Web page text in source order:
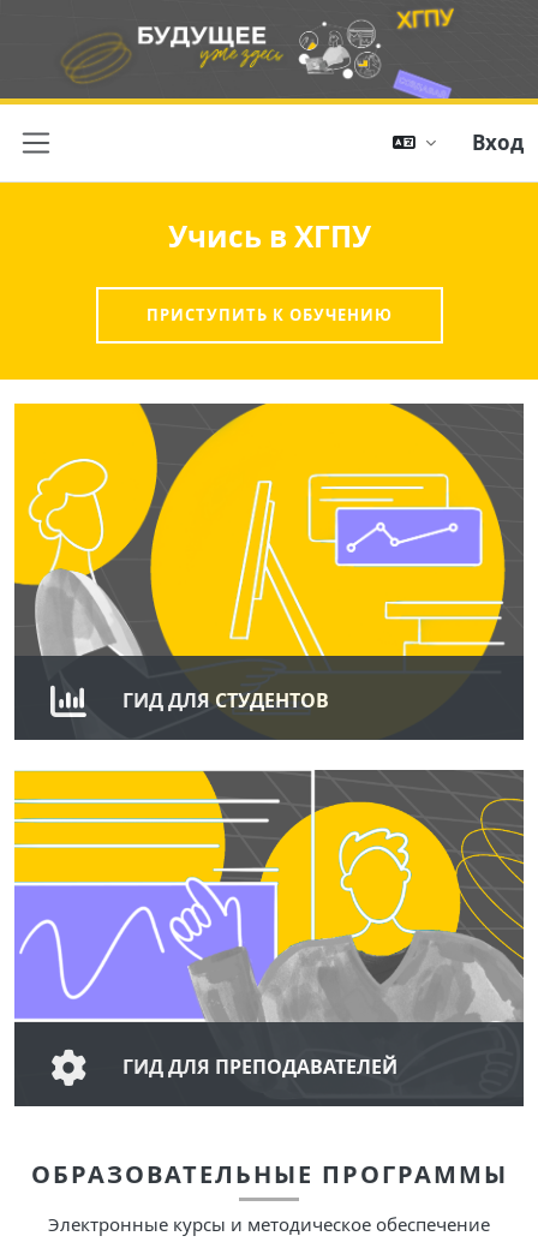
Вход
Учись в ХГПУ
ПРИСТУПИТЬ К ОБУЧЕНИЮ
ГИД ДЛЯ СТУДЕНТОВ
получить доступ к электронному курсу
отправить задания на проверку и
выполнить тесты
посмотреть свои достижения
Перейти
ГИД ДЛЯ ПРЕПОДАВАТЕЛЕЙ
создать свой электронный курс
использовать электронные курсы в
обучении
ОБРАЗОВАТЕЛЬНЫЕ ПРОГРАММЫ
Электронные курсы и методическое обеспечение